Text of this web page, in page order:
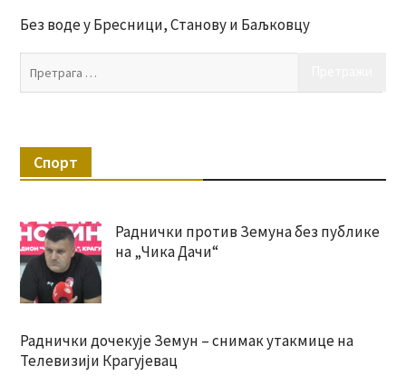
Без воде у Бресници, Станову и Баљковцу
Спорт
Раднички против Земуна без публике
на „Чика Дачи“
Раднички дочекује Земун – снимак утакмице на
Телевизији Крагујевац